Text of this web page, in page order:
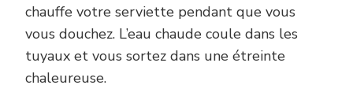
chauffe votre serviette pendant que vous
vous douchez. L’eau chaude coule dans les
tuyaux et vous sortez dans une étreinte
chaleureuse.